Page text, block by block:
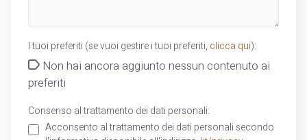
I tuoi preferiti (se vuoi gestire i tuoi preferiti, clicca qui):
Non hai ancora aggiunto nessun contenuto ai
preferiti
Consenso al trattamento dei dati personali:
Acconsento al trattamento dei dati personali secondo